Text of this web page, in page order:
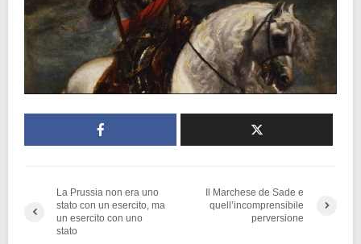
La Prussia non era uno
stato con un esercito, ma
un esercito con uno
stato
Il Marchese de Sade e
quell’incomprensibile
perversione